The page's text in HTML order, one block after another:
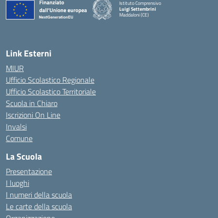
Istituto Comprensivo
Luigi Settembrini
Maddaloni (CE)
Link Esterni
MIUR
Ufficio Scolastico Regionale
Ufficio Scolastico Territoriale
Scuola in Chiaro
Iscrizioni On Line
Invalsi
Comune
La Scuola
Presentazione
I luoghi
I numeri della scuola
Le carte della scuola